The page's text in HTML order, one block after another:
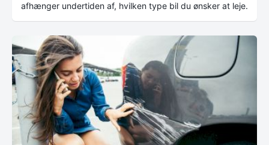
afhænger undertiden af, hvilken type bil du ønsker at leje.